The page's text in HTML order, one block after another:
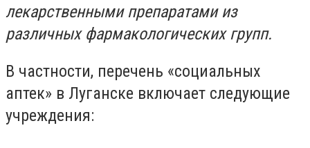
лекарственными препаратами из
различных фармакологических групп.
В частности, перечень «социальных
аптек» в Луганске включает следующие
учреждения: